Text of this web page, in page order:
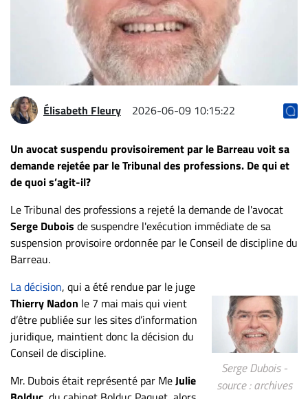
CARRIÈRE
EMPLOIS
AVOCATS
ET
JURISTES
Offres
d'emploi
Formation
Continue
Métiers
Scoop?
CABINETS
ET
ENTREPRISES
Espace
Page
Élisabeth Fleury 2026-06-09 10:15:22
Un avocat suspendu provisoirement par le Barreau voit sa
demande rejetée par le Tribunal des professions. De qui et
de quoi s’agit-il?
Le Tribunal des professions a rejeté la demande de l'avocat
Serge Dubois de suspendre l'exécution immédiate de sa
suspension provisoire ordonnée par le Conseil de discipline du
Barreau.
Serge Dubois -
source : archives
La décision, qui a été rendue par le juge
Thierry Nadon le 7 mai mais qui vient
d’être publiée sur les sites d’information
juridique, maintient donc la décision du
Conseil de discipline.
Mr. Dubois était représenté par MeJulie